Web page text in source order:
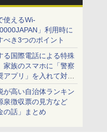
使えるWi-
」利用時に
べき3つのポイント
る国際電話による特殊
家族のスマホに「警察
アプリ」を入れて対策
！
が高い自治体ランキン
泉徴収票の見方など
の話」まとめ